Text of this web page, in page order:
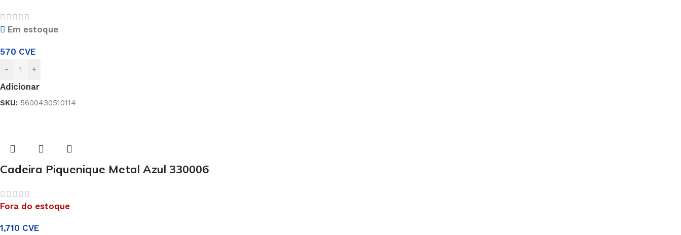
Em estoque
570 CVE
-
+
Adicionar
SKU: 5600430510114
Cadeira Piquenique Metal Azul 330006
Fora do estoque
1,710 CVE